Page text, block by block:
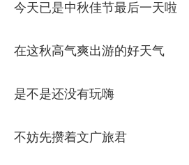
今天已是中秋佳节最后一天啦
在这秋高气爽出游的好天气
是不是还没有玩嗨
不妨先攒着文广旅君